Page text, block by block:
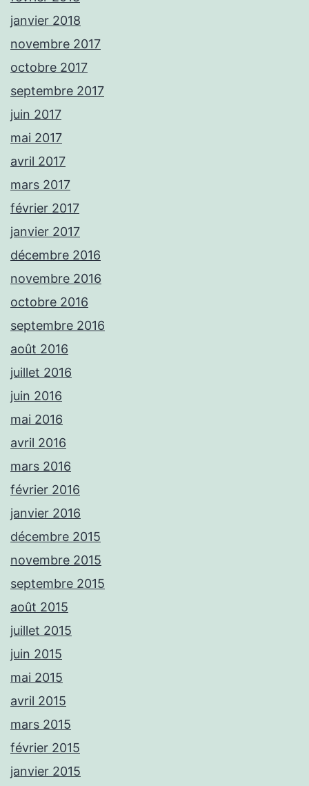
janvier 2018
novembre 2017
octobre 2017
septembre 2017
juin 2017
mai 2017
avril 2017
mars 2017
février 2017
janvier 2017
décembre 2016
novembre 2016
octobre 2016
septembre 2016
août 2016
juillet 2016
juin 2016
mai 2016
avril 2016
mars 2016
février 2016
janvier 2016
décembre 2015
novembre 2015
septembre 2015
août 2015
juillet 2015
juin 2015
mai 2015
avril 2015
mars 2015
février 2015
janvier 2015